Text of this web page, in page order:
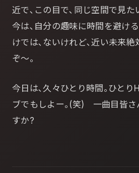
近で､この目で､同じ空間で見た
今は､自分の趣味に時間を避け
けでは､ないけれど､近い未来絶
ぞ～｡
今日は､久々ひとり時間｡ひとり
ブでもしよー｡(笑) 一曲目皆さ
すか?